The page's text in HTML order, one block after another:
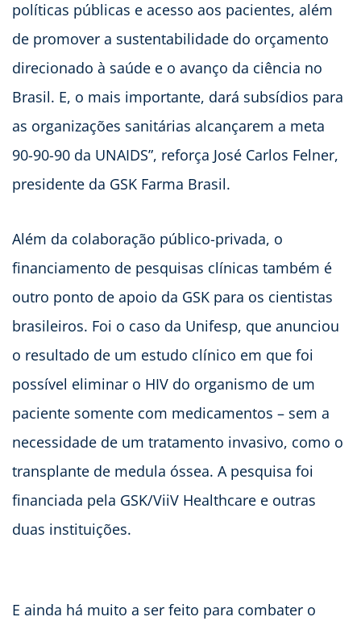
políticas públicas e acesso aos pacientes, além
de promover a sustentabilidade do orçamento
direcionado à saúde e o avanço da ciência no
Brasil. E, o mais importante, dará subsídios para
as organizações sanitárias alcançarem a meta
90-90-90 da UNAIDS”, reforça José Carlos Felner,
presidente da GSK Farma Brasil.
Além da colaboração público-privada, o
financiamento de pesquisas clínicas também é
outro ponto de apoio da GSK para os cientistas
brasileiros. Foi o caso da Unifesp, que anunciou
o resultado de um estudo clínico em que foi
possível eliminar o HIV do organismo de um
paciente somente com medicamentos – sem a
necessidade de um tratamento invasivo, como o
transplante de medula óssea. A pesquisa foi
financiada pela GSK/ViiV Healthcare e outras
duas instituições.
E ainda há muito a ser feito para combater o